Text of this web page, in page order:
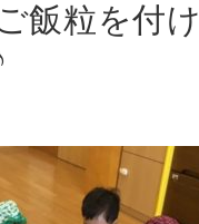
飯粒を付